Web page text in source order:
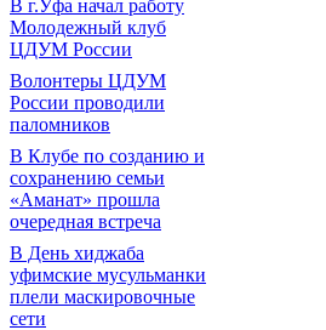
В г.Уфа начал работу
Молодежный клуб
ЦДУМ России
Волонтеры ЦДУМ
России проводили
паломников
В Клубе по созданию и
сохранению семьи
«Аманат» прошла
очередная встреча
В День хиджаба
уфимские мусульманки
плели маскировочные
сети